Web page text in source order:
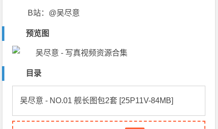
B站：@吴尽意
预览图
目录
吴尽意 - NO.01 舰长图包2套 [25P11V-84MB]